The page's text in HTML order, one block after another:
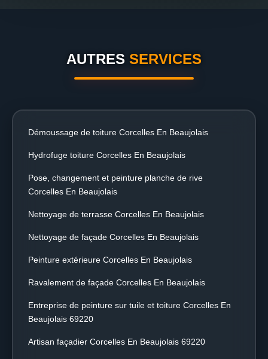
AUTRES SERVICES
Démoussage de toiture Corcelles En Beaujolais
Hydrofuge toiture Corcelles En Beaujolais
Pose, changement et peinture planche de rive
Corcelles En Beaujolais
Nettoyage de terrasse Corcelles En Beaujolais
Nettoyage de façade Corcelles En Beaujolais
Peinture extérieure Corcelles En Beaujolais
Ravalement de façade Corcelles En Beaujolais
Entreprise de peinture sur tuile et toiture Corcelles En
Beaujolais 69220
Artisan façadier Corcelles En Beaujolais 69220